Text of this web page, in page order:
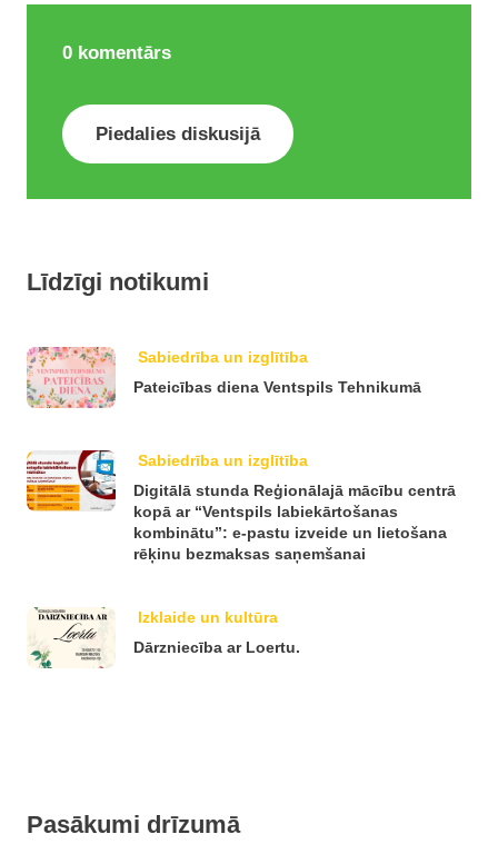
0 komentārs
Piedalies diskusijā
Līdzīgi notikumi
Sabiedrība un izglītība
Pateicības diena Ventspils Tehnikumā
Sabiedrība un izglītība
Digitālā stunda Reģionālajā mācību centrā
kopā ar “Ventspils labiekārtošanas
kombinātu”: e-pastu izveide un lietošana
rēķinu bezmaksas saņemšanai
Izklaide un kultūra
Dārzniecība ar Loertu.
Pasākumi drīzumā